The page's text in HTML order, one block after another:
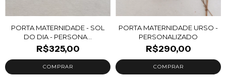
PORTA MATERNIDADE - SOL
DO DIA - PERSONA...
R$325,00
PORTA MATERNIDADE URSO -
PERSONALIZADO
R$290,00